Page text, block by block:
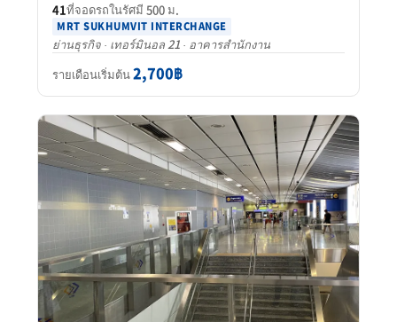
41ที่จอดรถในรัศมี 500 ม.
MRT SUKHUMVIT INTERCHANGE
ย่านธุรกิจ · เทอร์มินอล 21 · อาคารสำนักงาน
รายเดือนเริ่มต้น2,700฿